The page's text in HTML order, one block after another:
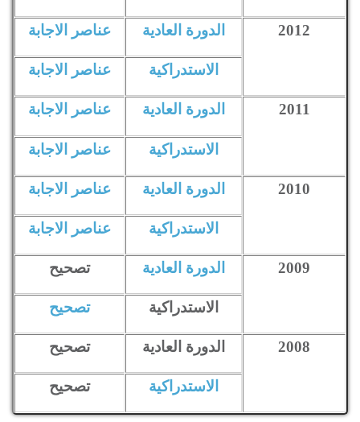
عناصر الاجابة الدورة العادية 2012
عناصر الاجابة الاستدراكية
عناصر الاجابة الدورة العادية 2011
عناصر الاجابة الاستدراكية
عناصر الاجابة الدورة العادية 2010
عناصر الاجابة الاستدراكية
تصحيح الدورة العادية 2009
تصحيح الاستدراكية
تصحيح الدورة العادية 2008
تصحيح الاستدراكية
COURS // EXAMENS // QCM:
Cours // Exercices // Vidéos et Qcm
Correction des Examens Normalisés
ESPACE ETUDIANT :
Guide orientation Scolaire
Orientation : Aprés Le bac
Orientation : lycée
Concours & Annonces
participation à la Tombola
ESPACE ENSEIGNANT :
Participation des Enseignants
Dalil al ostade
Instructions Officiel
Inscription
Nos sites